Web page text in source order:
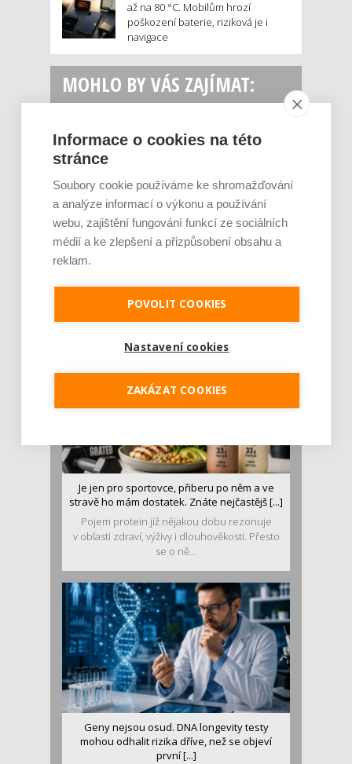
až na 80 °C. Mobilům hrozí
poškození baterie, riziková je i
navigace
MOHLO BY VÁS ZAJÍMAT:
Rajčata, borůvky nebo ořechy. Potraviny,
které v létě pomáhají hormonům a ulevuj [...]
malý restart. Čerstvé ovoce, zelenina nebo
luštěniny jsou práv...
Je jen pro sportovce, přiberu po něm a ve
stravě ho mám dostatek. Znáte nejčastějš [...]
Pojem protein již nějakou dobu rezonuje
v oblasti zdraví, výživy i dlouhověkosti. Přesto
se o ně...
Geny nejsou osud. DNA longevity testy
mohou odhalit rizika dříve, než se objeví
první [...]
Informace o cookies na této
stránce
Soubory cookie používáme ke shromažďování
a analýze informací o výkonu a používání
webu, zajištění fungování funkcí ze sociálních
médií a ke zlepšení a přizpůsobení obsahu a
reklam.
POVOLIT COOKIES
Nastavení cookies
ZAKÁZAT COOKIES